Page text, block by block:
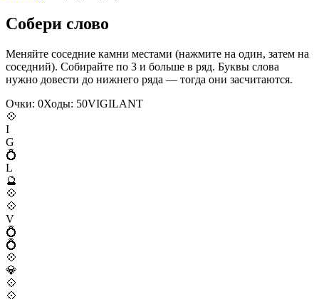
Собери слово
Меняйте соседние камни местами (нажмите на один, затем на
соседний). Собирайте по 3 и больше в ряд. Буквы слова
нужно довести до нижнего ряда — тогда они засчитаются.
Очки: 0Ходы: 50VIGILANT
💠
I
G
💍
L
🔮
💠
💠
V
💍
💍
💠
💎
💠
💠